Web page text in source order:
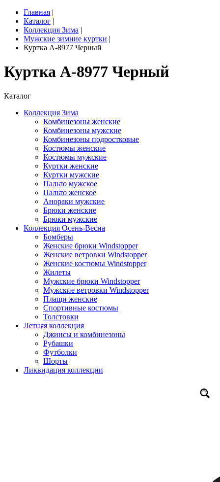
Главная |
Каталог |
Коллекция Зима |
Мужские зимние куртки |
Куртка A-8977 Черный
Куртка A-8977 Черный
Каталог
Коллекция Зима
Комбинезоны женские
Комбинезоны мужские
Комбинезоны подростковые
Костюмы женские
Костюмы мужские
Куртки женские
Куртки мужские
Пальто мужское
Пальто женское
Анораки мужские
Брюки женские
Брюки мужские
Коллекция Осень-Весна
Бомберы
Женские брюки Windstopper
Женские ветровки Windstopper
Женские костюмы Windstopper
Жилеты
Мужские брюки Windstopper
Мужские ветровки Windstopper
Плащи женские
Спортивные костюмы
Толстовки
Летняя коллекция
Джинсы и комбинезоны
Рубашки
Футболки
Шорты
Ликвидация коллекции